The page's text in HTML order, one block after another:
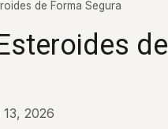
de Forma Segura
de
2026